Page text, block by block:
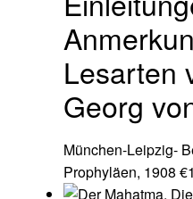
Lesarten
Georg
München-Leipzig-
Prophyläen, 1908 €